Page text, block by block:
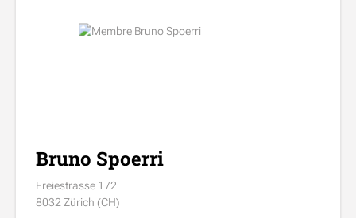
Bruno Spoerri
Freiestrasse 172
8032 Zürich (CH)